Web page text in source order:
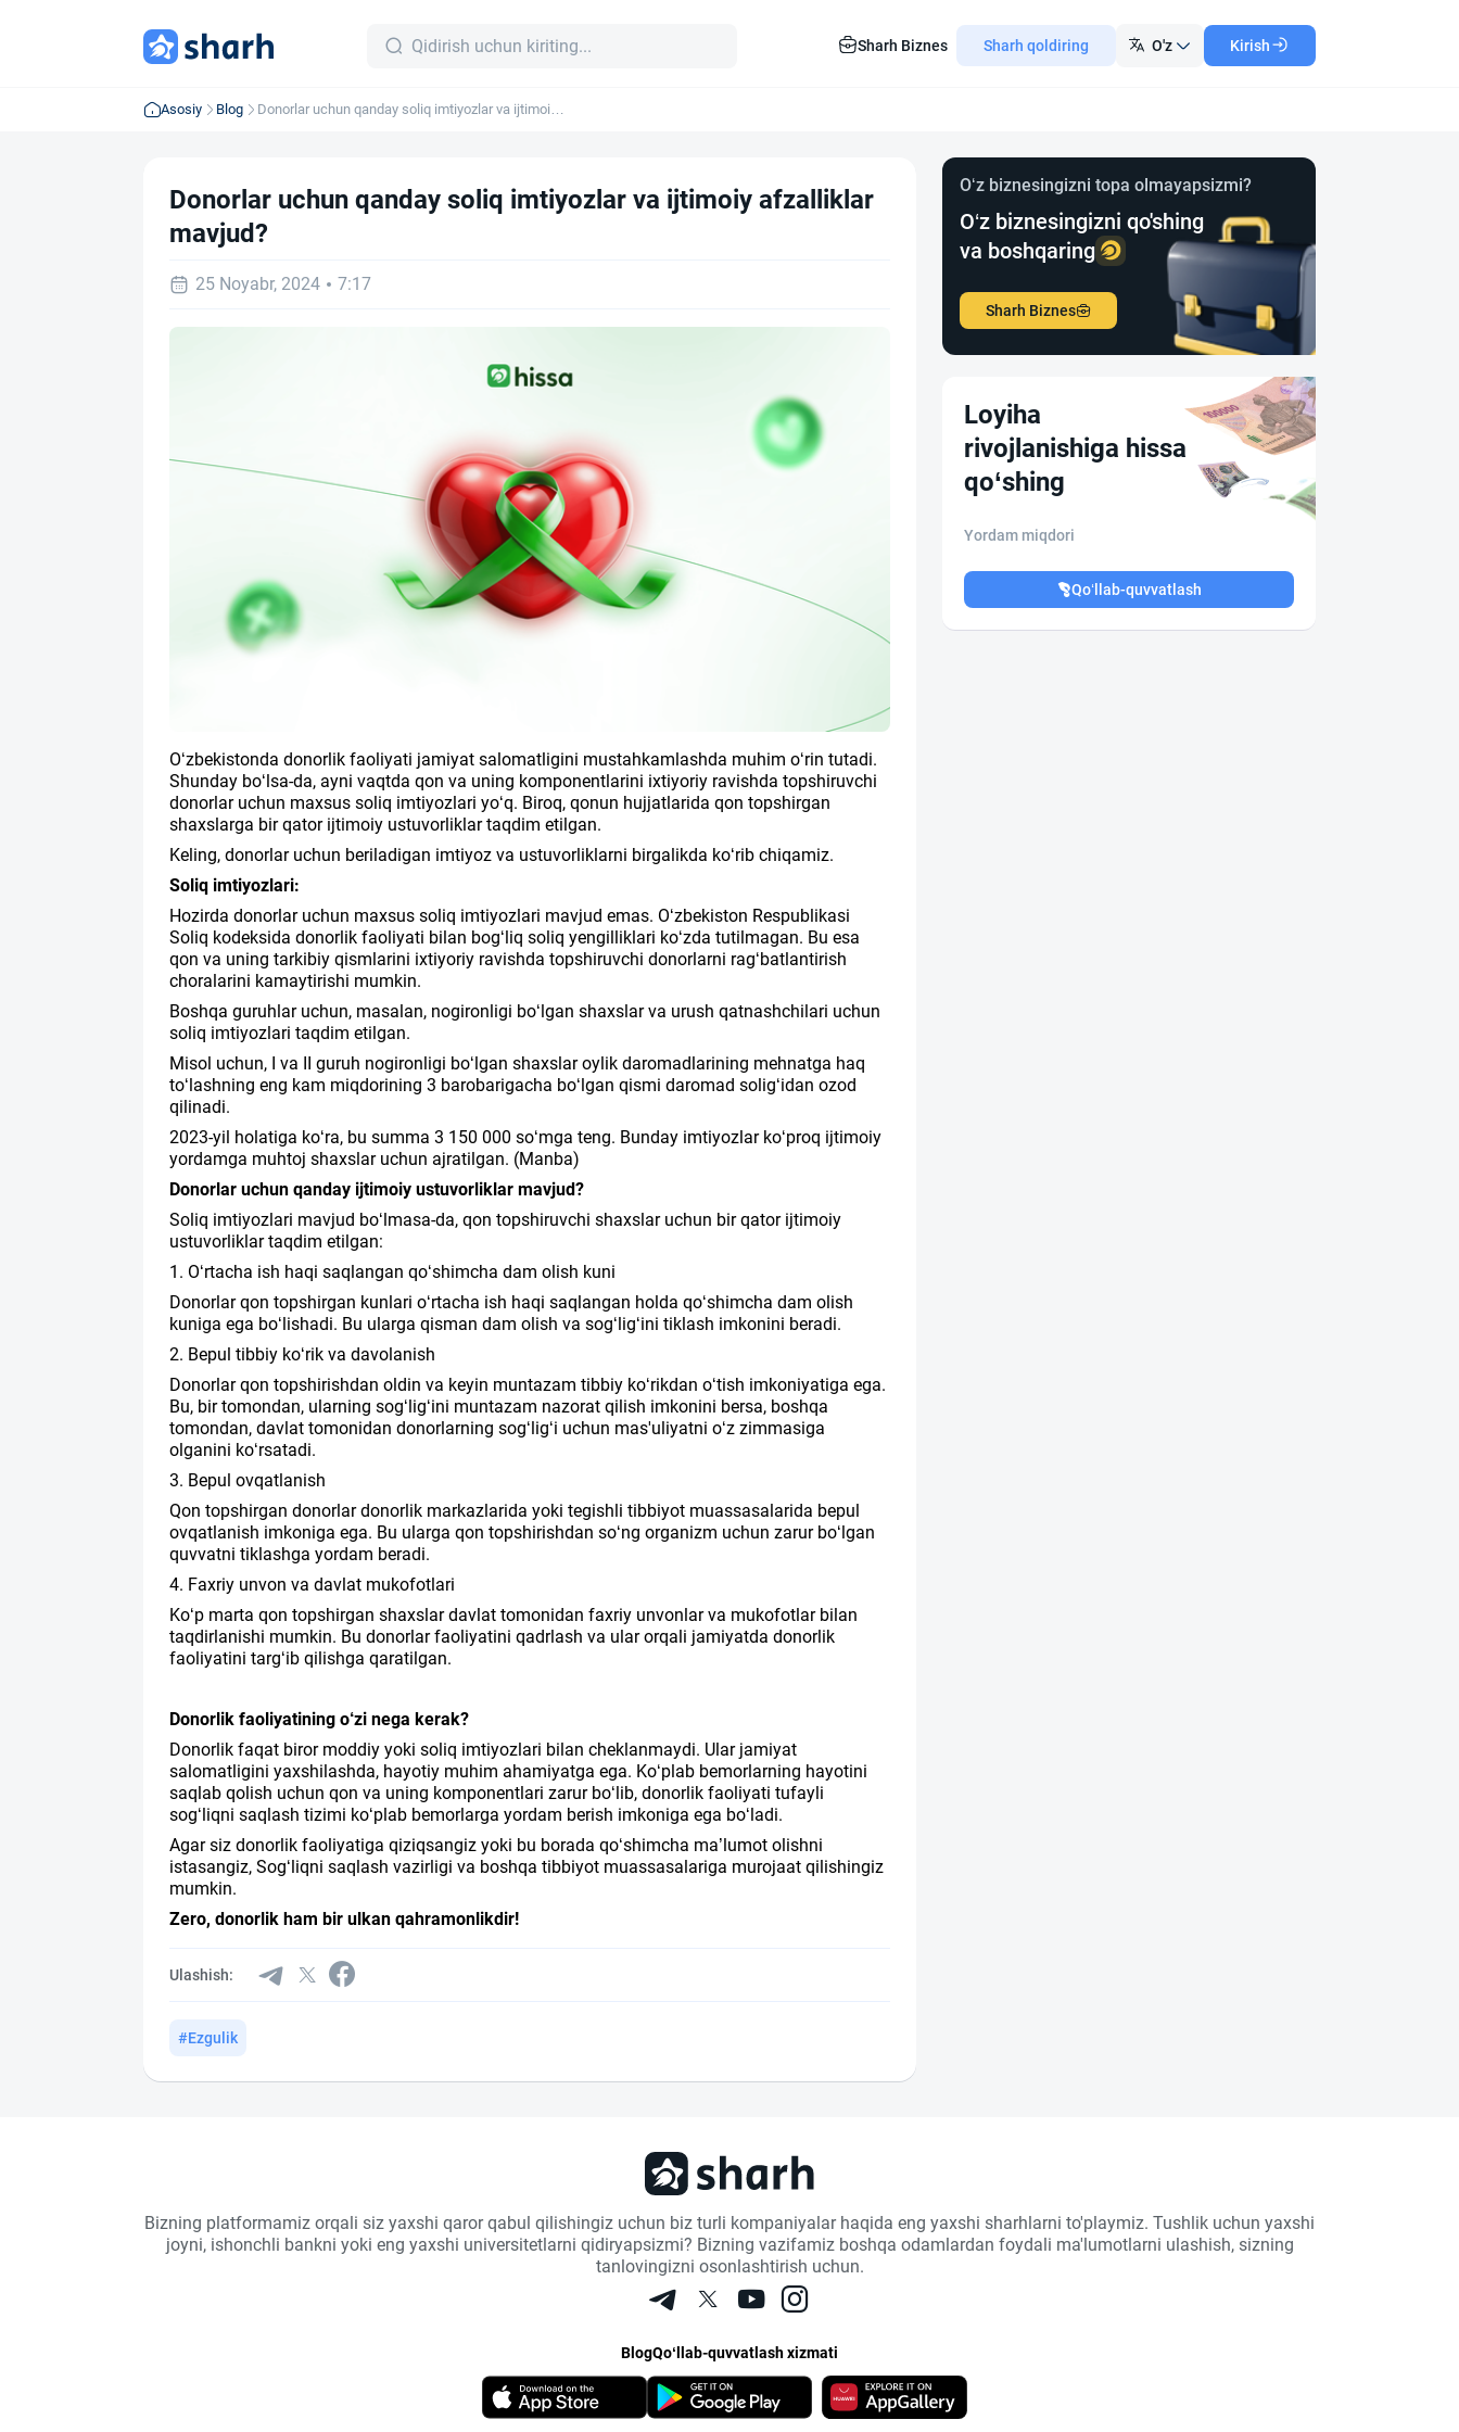
Sharh Biznes Sharh qoldiring O'z Kirish
Asosiy Blog
Donorlar uchun qanday soliq imtiyozlar va ijtimoiy
Donorlar uchun qanday soliq imtiyozlar va ijtimoiy afzalliklar
mavjud?
25 Noyabr, 2024 7:17
O‘zbekistonda donorlik faoliyati jamiyat salomatligini mustahkamlashda muhim o‘rin tutadi.
Shunday bo‘lsa-da, ayni vaqtda qon va uning komponentlarini ixtiyoriy ravishda topshiruvchi
donorlar uchun maxsus soliq imtiyozlari yo‘q. Biroq, qonun hujjatlarida qon topshirgan
shaxslarga bir qator ijtimoiy ustuvorliklar taqdim etilgan.
Keling, donorlar uchun beriladigan imtiyoz va ustuvorliklarni birgalikda ko‘rib chiqamiz.
Soliq imtiyozlari:
Hozirda donorlar uchun maxsus soliq imtiyozlari mavjud emas. O‘zbekiston Respublikasi
Soliq kodeksida donorlik faoliyati bilan bog‘liq soliq yengilliklari ko‘zda tutilmagan. Bu esa
qon va uning tarkibiy qismlarini ixtiyoriy ravishda topshiruvchi donorlarni rag‘batlantirish
choralarini kamaytirishi mumkin.
Boshqa guruhlar uchun, masalan, nogironligi bo‘lgan shaxslar va urush qatnashchilari uchun
soliq imtiyozlari taqdim etilgan.
Misol uchun, I va II guruh nogironligi bo‘lgan shaxslar oylik daromadlarining mehnatga haq
to‘lashning eng kam miqdorining 3 barobarigacha bo‘lgan qismi daromad solig‘idan ozod
qilinadi.
2023-yil holatiga ko‘ra, bu summa 3 150 000 so‘mga teng. Bunday imtiyozlar ko‘proq ijtimoiy
yordamga muhtoj shaxslar uchun ajratilgan. (Manba)
Donorlar uchun qanday ijtimoiy ustuvorliklar mavjud?
Soliq imtiyozlari mavjud bo‘lmasa-da, qon topshiruvchi shaxslar uchun bir qator ijtimoiy
ustuvorliklar taqdim etilgan:
1. O‘rtacha ish haqi saqlangan qo‘shimcha dam olish kuni
Donorlar qon topshirgan kunlari o‘rtacha ish haqi saqlangan holda qo‘shimcha dam olish
kuniga ega bo‘lishadi. Bu ularga qisman dam olish va sog‘lig‘ini tiklash imkonini beradi.
2. Bepul tibbiy ko‘rik va davolanish
Donorlar qon topshirishdan oldin va keyin muntazam tibbiy ko‘rikdan o‘tish imkoniyatiga ega.
Bu, bir tomondan, ularning sog‘lig‘ini muntazam nazorat qilish imkonini bersa, boshqa
tomondan, davlat tomonidan donorlarning sog‘lig‘i uchun mas'uliyatni o‘z zimmasiga
olganini ko‘rsatadi.
3. Bepul ovqatlanish
Qon topshirgan donorlar donorlik markazlarida yoki tegishli tibbiyot muassasalarida bepul
ovqatlanish imkoniga ega. Bu ularga qon topshirishdan so‘ng organizm uchun zarur bo‘lgan
quvvatni tiklashga yordam beradi.
4. Faxriy unvon va davlat mukofotlari
Ko‘p marta qon topshirgan shaxslar davlat tomonidan faxriy unvonlar va mukofotlar bilan
taqdirlanishi mumkin. Bu donorlar faoliyatini qadrlash va ular orqali jamiyatda donorlik
faoliyatini targ‘ib qilishga qaratilgan.
Donorlik faoliyatining o‘zi nega kerak?
Donorlik faqat biror moddiy yoki soliq imtiyozlari bilan cheklanmaydi. Ular jamiyat
salomatligini yaxshilashda, hayotiy muhim ahamiyatga ega. Ko‘plab bemorlarning hayotini
saqlab qolish uchun qon va uning komponentlari zarur bo‘lib, donorlik faoliyati tufayli
sog‘liqni saqlash tizimi ko‘plab bemorlarga yordam berish imkoniga ega bo‘ladi.
Agar siz donorlik faoliyatiga qiziqsangiz yoki bu borada qo‘shimcha ma’lumot olishni
istasangiz, Sog‘liqni saqlash vazirligi va boshqa tibbiyot muassasalariga murojaat qilishingiz
mumkin.
Zero, donorlik ham bir ulkan qahramonlikdir!
Ulashish:
#Ezgulik
O‘z biznesingizni topa olmayapsizmi?
O‘z biznesingizni qo'shing
va boshqaring
Sharh Biznes
Loyiha
rivojlanishiga hissa
qo‘shing
Yordam miqdori
Qo‘llab-quvvatlash
Bizning platformamiz orqali siz yaxshi qaror qabul qilishingiz uchun biz turli kompaniyalar haqida eng yaxshi sharhlarni to'playmiz. Tushlik uchun yaxshi
joyni, ishonchli bankni yoki eng yaxshi universitetlarni qidiryapsizmi? Bizning vazifamiz boshqa odamlardan foydali ma'lumotlarni ulashish, sizning
tanlovingizni osonlashtirish uchun.
BlogQo‘llab-quvvatlash xizmati